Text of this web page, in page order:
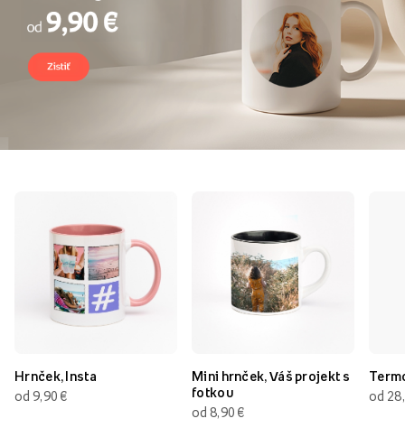
Hrnček, Insta
od 9,90 €
Mini hrnček, Váš projekt s
fotkou
od 8,90 €
od